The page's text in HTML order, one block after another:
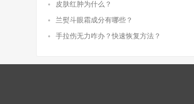
皮肤红肿为什么？
兰熨斗眼霜成分有哪些？
手拉伤无力咋办？快速恢复方法？